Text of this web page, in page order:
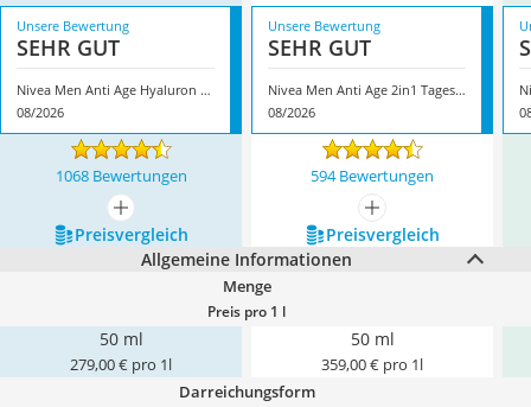
Unsere Bewertung
SEHR GUT
Nivea Men Anti Age Hyaluron Feuchtigkeitscreme
08/2026
Unsere Bewertung
SEHR GUT
Nivea Men Anti Age 2in1 Tagespflege
08/2026
1068 Bewertungen 594 Bewertungen
mehr anzeigen
mehr anzeigen
Preis­vergleich
Preis­vergleich
Allgemeine Informationen
Menge
Preis pro 1 l
50 ml
279,00 € pro 1l
50 ml
359,00 € pro 1l
Darreichungsform